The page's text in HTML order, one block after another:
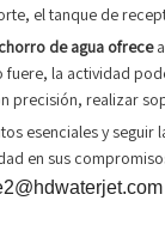
el tanque de
de agua ofrece
fuere, la actividad
precisión, realizar
esenciales y
en sus